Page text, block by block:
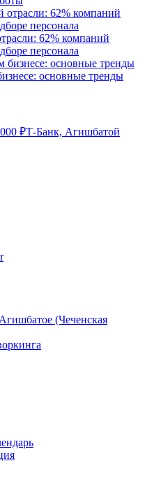
62% компаний
персонала
основные тренды
₽Т-Банк, Агишбатой
(Чеченская